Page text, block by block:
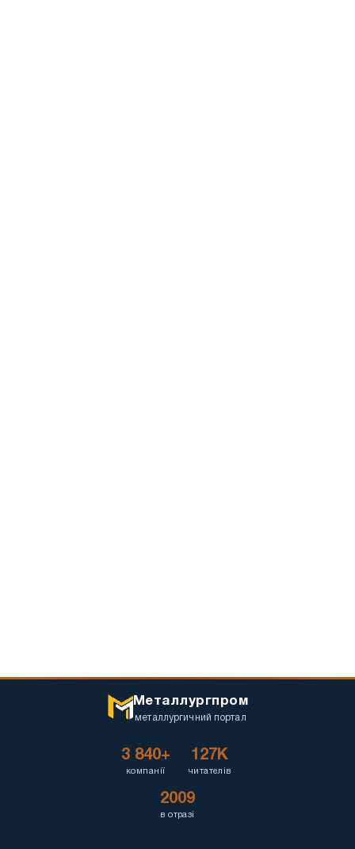
Металлургпром
металлургичний портал
3 840+
компанії
127K
читателів
2009
в отразі